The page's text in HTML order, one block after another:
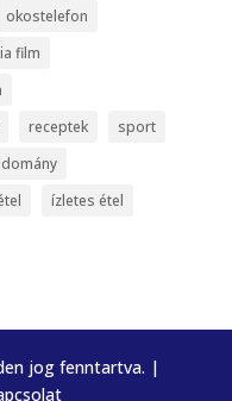
okostelefon
film
receptek
sport
ízletes étel
jog fenntartva. |